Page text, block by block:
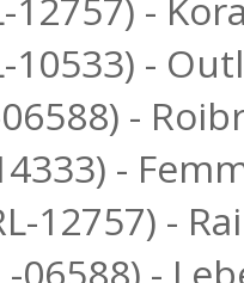
10533) -
06588) -
-
12757) -